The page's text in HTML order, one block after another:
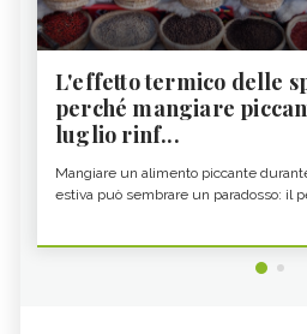
L'effetto termico delle
perché mangiare
luglio rinf...
Mangiare un alimento piccante
estiva può sembrare un paradosso: il